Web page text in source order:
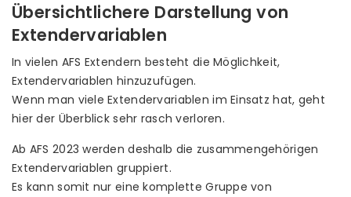
Übersichtlichere Darstellung von
Extendervariablen
In vielen AFS Extendern besteht die Möglichkeit,
Extendervariablen hinzuzufügen.
Wenn man viele Extendervariablen im Einsatz hat, geht
hier der Überblick sehr rasch verloren.
Ab AFS 2023 werden deshalb die zusammengehörigen
Extendervariablen gruppiert.
Es kann somit nur eine komplette Gruppe von